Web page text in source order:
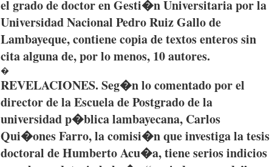
el gradode doctor enGesti�nUniversitariaporla
UniversidadNacional Pedro Ruiz Gallo de
Lambayeque,contienecopiadetextosenterossin
citaalgunade,porlomenos, 10autores.
�
REVELACIONES. Seg�nlocomentadoporel
director de laEscueladePostgradode la
universidadp�blicalambayecana, Carlos
Qui�onesFarro, lacomisi�nqueinvestigalatesis
doctoral deHumbertoAcu�a,tieneseriosindicios